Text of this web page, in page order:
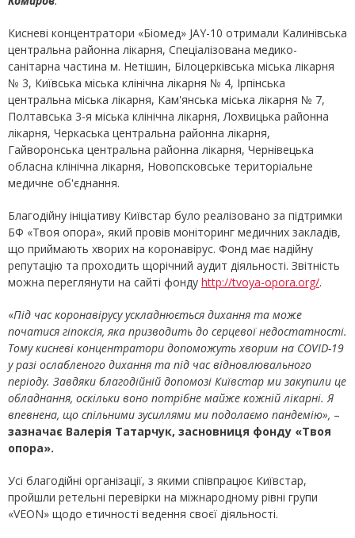
Кисневі концентратори «Біомед» JAY-10 отримали Калинівська
центральна районна лікарня, Спеціалізована медико-
санітарна частина м. Нетішин, Білоцерківська міська лікарня
№ 3, Київська міська клінічна лікарня № 4, Ірпінська
центральна міська лікарня, Кам'янська міська лікарня № 7,
Полтавська 3-я міська клінічна лікарня, Лохвицька районна
лікарня, Черкаська центральна районна лікарня,
Гайворонська центральна районна лікарня, Чернівецька
обласна клінічна лікарня, Новопсковське територіальне
медичне об'єднання.
Благодійну ініціативу Київстар було реалізовано за підтримки
БФ «Твоя опора», який провів моніторинг медичних закладів,
що приймають хворих на коронавірус. Фонд має надійну
репутацію та проходить щорічний аудит діяльності. Звітність
можна переглянути на сайті фонду http://tvoya-opora.org/.
«Під час коронавірусу ускладнюється дихання та може
початися гіпоксія, яка призводить до серцевої недостатності.
Тому кисневі концентратори допоможуть хворим на COVІD-19
у разі ослабленого дихання та під час відновлювального
періоду. Завдяки благодійній допомозі Київстар ми закупили це
обладнання, оскільки воно потрібне майже кожній лікарні. Я
впевнена, що спільними зусиллями ми подолаємо пандемію», –
зазначає Валерія Татарчук, засновниця фонду «Твоя
опора».
Усі благодійні організації, з якими співпрацює Київстар,
пройшли ретельні перевірки на міжнародному рівні групи
«VEON» щодо етичності ведення своєї діяльності.